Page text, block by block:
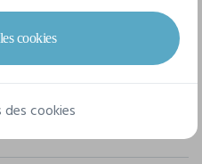
cookies
cookies